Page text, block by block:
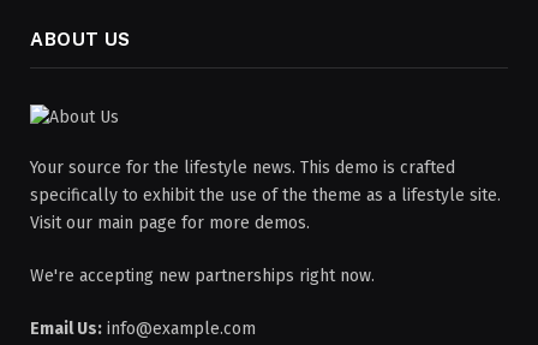
ABOUT US
Your source for the lifestyle news. This demo is crafted
specifically to exhibit the use of the theme as a lifestyle site.
Visit our main page for more demos.
We're accepting new partnerships right now.
Email Us: info@example.com